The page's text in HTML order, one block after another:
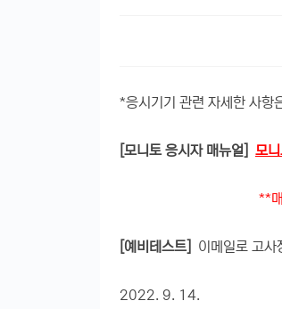
*응시기기 관련 자세한 사항
[모니토 응시자 매뉴얼] 모
**매뉴얼을 숙지하
[예비테스트] 이메일로 고사
2022. 9. 14.